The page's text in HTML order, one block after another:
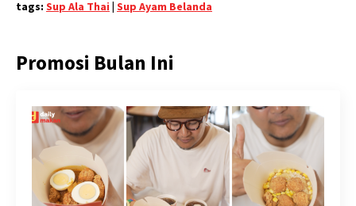
tags: Sup Ala Thai | Sup Ayam Belanda
Promosi Bulan Ini